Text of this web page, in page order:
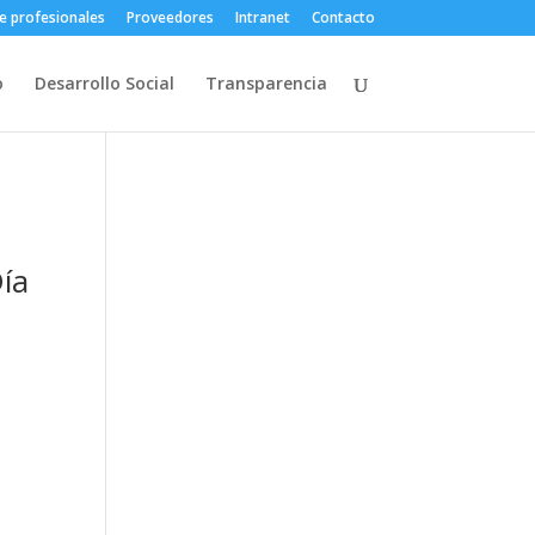
profesionales Proveedores Intranet Contacto
Desarrollo Social Transparencia